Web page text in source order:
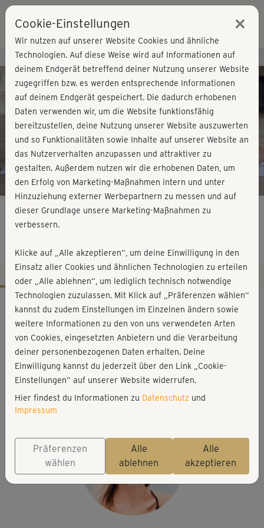
Play
Video
Kursvorschau - Jetzt mitmachen!
BBP Block 3 – Shorty
Workout-Facts
leicht
14 Min
70 kcal
Stefanie Rohr
Matte
Cookie-Einstellungen ×
Wir nutzen auf unserer Website Cookies und ähnliche
Technologien. Auf diese Weise wird auf Informationen auf
deinem Endgerät betreffend deiner Nutzung unserer Website
zugegriffen bzw. es werden entsprechende Informationen
auf deinem Endgerät gespeichert. Die dadurch erhobenen
Daten verwenden wir, um die Website funktionsfähig
bereitzustellen, deine Nutzung unserer Website auszuwerten
und so Funktionalitäten sowie Inhalte auf unserer Website an
das Nutzerverhalten anzupassen und attraktiver zu
gestalten. Außerdem nutzen wir die erhobenen Daten, um
den Erfolg von Marketing-Maßnahmen intern und unter
Hinzuziehung externer Werbepartnern zu messen und auf
dieser Grundlage unsere Marketing-Maßnahmen zu
verbessern.
Klicke auf „Alle akzeptieren“, um deine Einwilligung in den
Einsatz aller Cookies und ähnlichen Technologien zu erteilen
oder „Alle ablehnen“, um lediglich technisch notwendige
Technologien zuzulassen. Mit Klick auf „Präferenzen wählen“
kannst du zudem Einstellungen im Einzelnen ändern sowie
weitere Informationen zu den von uns verwendeten Arten
von Cookies, eingesetzten Anbietern und die Verarbeitung
deiner personenbezogenen Daten erhalten. Deine
Einwilligung kannst du jederzeit über den Link „Cookie-
Einstellungen“ auf unserer Website widerrufen.
Hier findest du Informationen zu Datenschutz und
Impressum
Präferenzen
wählen
Alle
ablehnen
Alle
akzeptieren